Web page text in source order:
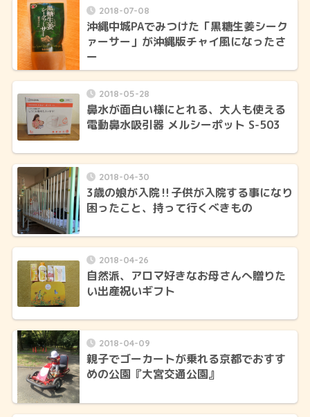
2018-07-08
沖縄中城PAでみつけた「黒糖生姜シーク
ァーサー」が沖縄版チャイ風になったさ
ー
2018-05-28
鼻水が面白い様にとれる、大人も使える
電動鼻水吸引器 メルシーポット S-503
2018-04-30
3歳の娘が入院‼子供が入院する事になり
困ったこと、持って行くべきもの
2018-04-26
自然派、アロマ好きなお母さんへ贈りた
い出産祝いギフト
2018-04-09
親子でゴーカートが乗れる京都でおすす
めの公園『大宮交通公園』